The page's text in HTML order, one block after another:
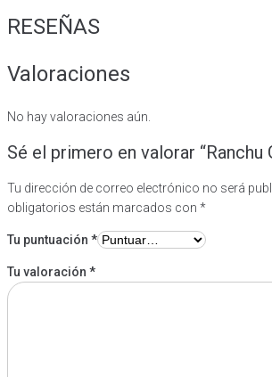
RESEÑAS
Valoraciones
No hay valoraciones aún.
Sé el primero en valorar “Ranchu
Tu dirección de correo electrónico no será
obligatorios están marcados con *
Tu puntuación *
Tu valoración *